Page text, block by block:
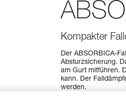
Kompakter
Der ABSORBICA-
Absturzsicherung.
am Gurt mitführen.
kann. Der
werden.